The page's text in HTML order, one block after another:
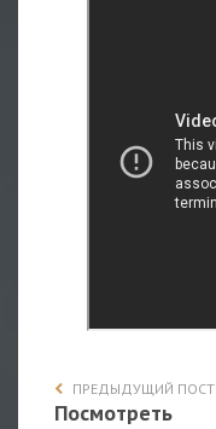
ПРЕДЫДУЩИЙ ПОСТ
Посмотреть